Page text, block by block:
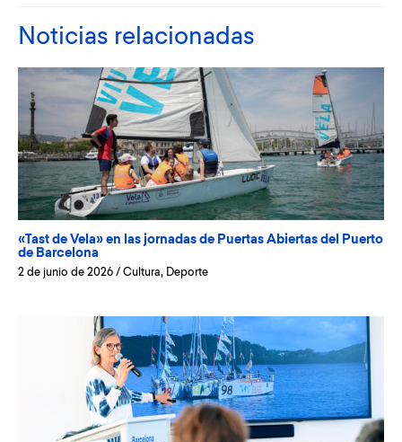
Noticias relacionadas
«Tast de Vela» en las jornadas de Puertas Abiertas del Puerto
de Barcelona
2 de junio de 2026 / Cultura, Deporte